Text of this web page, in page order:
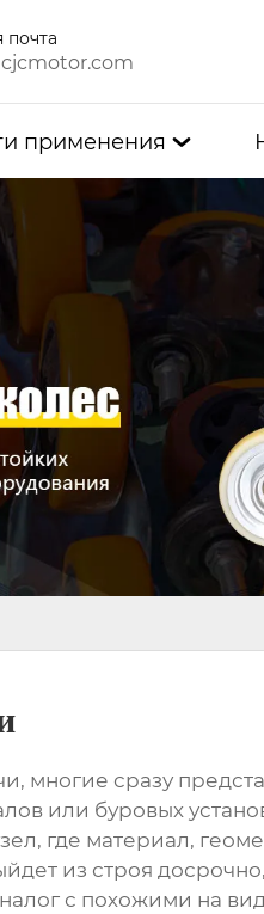
почта
применения 
многие сразу
или буровых
где материал,
из строя
с похожими на